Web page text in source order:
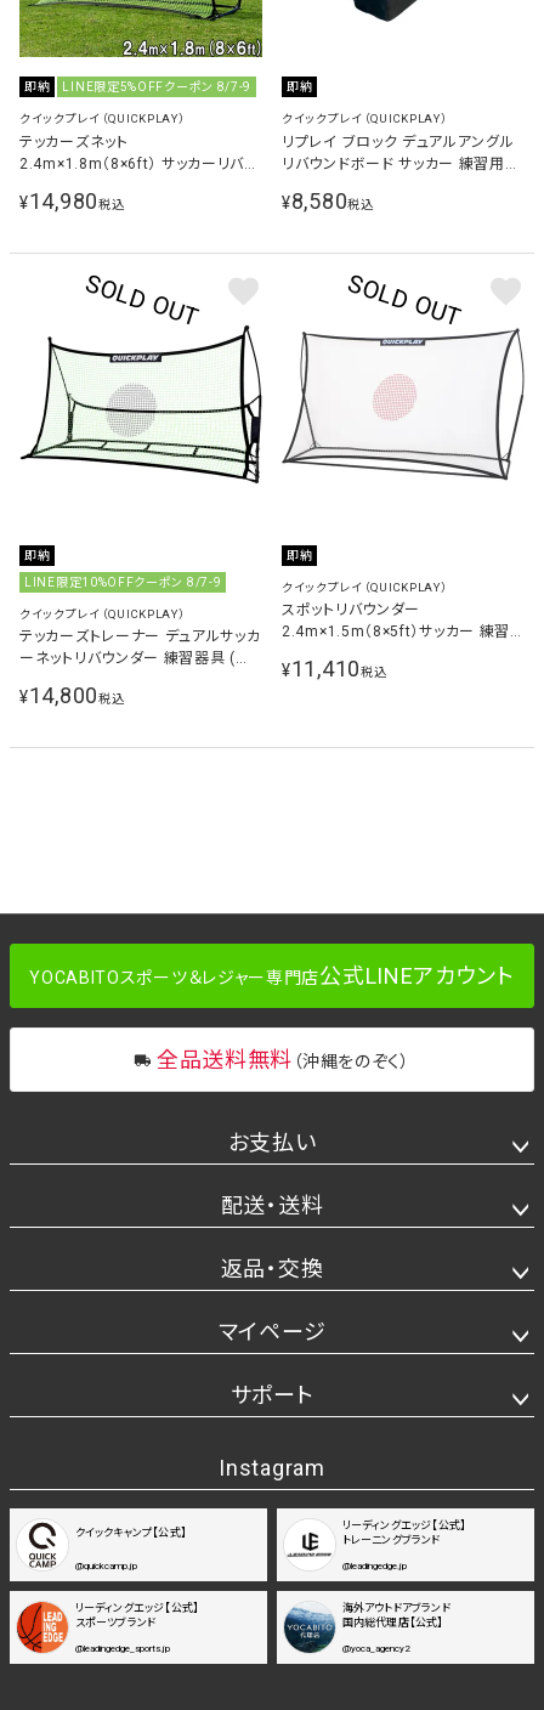
即納 LINE限定5%OFFクーポン 8/7-9
クイックプレイ（QUICKPLAY）
テッカーズネット
2.4m×1.8m（8×6ft） サッカーリバウ
様）
¥14,980税込
即納
クイックプレイ（QUICKPLAY）
リプレイ ブロック デュアルアングル
リバウンドボード サッカー 練習用品
¥8,580税込
即納
LINE限定10%OFFクーポン 8/7-9
クイックプレイ（QUICKPLAY）
テッカーズトレーナー デュアルサッカ
ーネットリバウンダー 練習器具 (重
Trainer Dual Net
¥14,800税込
即納
クイックプレイ（QUICKPLAY）
スポットリバウンダー
2.4m×1.5m（8×5ft）サッカー 練習
¥11,410税込
YOCABITOスポーツ＆レジャー専門店公式LINEアカウント
全品送料無料 （沖縄をのぞく）
お支払い
配送・送料
返品・交換
マイページ
サポート
Instagram
クイックキャンプ【公式】
@quickcamp.jp
リーディングエッジ【公式】
トレーニングブランド
@leadingedge.jp
リーディングエッジ【公式】
スポーツブランド
@leadingedge_sports.jp
海外アウトドアブランド
国内総代理店【公式】
@yoca_agency2